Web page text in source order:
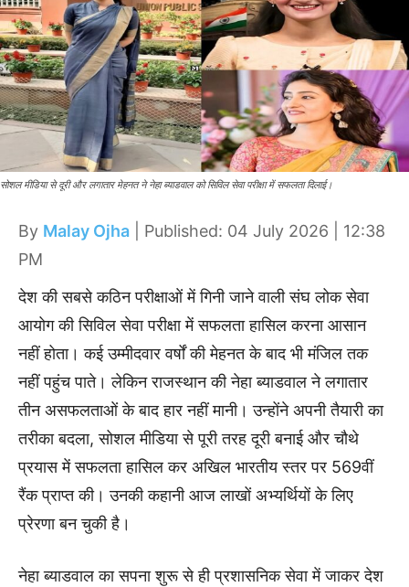
सोशल मीडिया से दूरी और लगातार मेहनत ने नेहा ब्याडवाल को सिविल सेवा परीक्षा में सफलता दिलाई।
By Malay Ojha | Published: 04 July 2026 | 12:38
PM
देश की सबसे कठिन परीक्षाओं में गिनी जाने वाली संघ लोक सेवा
आयोग की सिविल सेवा परीक्षा में सफलता हासिल करना आसान
नहीं होता। कई उम्मीदवार वर्षों की मेहनत के बाद भी मंजिल तक
नहीं पहुंच पाते। लेकिन राजस्थान की नेहा ब्याडवाल ने लगातार
तीन असफलताओं के बाद हार नहीं मानी। उन्होंने अपनी तैयारी का
तरीका बदला, सोशल मीडिया से पूरी तरह दूरी बनाई और चौथे
प्रयास में सफलता हासिल कर अखिल भारतीय स्तर पर 569वीं
रैंक प्राप्त की। उनकी कहानी आज लाखों अभ्यर्थियों के लिए
प्रेरणा बन चुकी है।
नेहा ब्याडवाल का सपना शुरू से ही प्रशासनिक सेवा में जाकर देश